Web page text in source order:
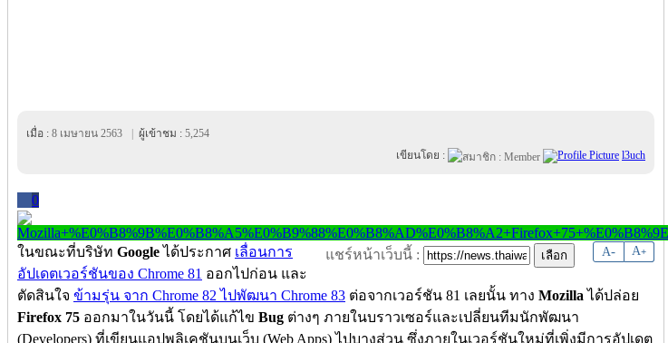
เมื่อ : 8 เมษายน 2563 ผู้เข้าชม : 5,254
เขียนโดย :
l3uch
0
A- A+
แชร์หน้าเว็บนี้ :
ในขณะที่บริษัท Googleได้ประกาศ เลื่อนการ
อัปเดตเวอร์ชันของ Chrome 81 ออกไปก่อน และ
ตัดสินใจ ข้ามรุ่น จาก Chrome 82 ไปพัฒนา Chrome 83 ต่อจากเวอร์ชัน 81 เลยนั้น ทาง Mozilla ได้ปล่อย
Firefox 75 ออกมาในวันนี้ โดยได้แก้ไข Bug ต่างๆ ภายในบราวเซอร์และเปลี่ยนทีมนักพัฒนา
(Developers) ที่เขียนแอปพลิเคชันบนเว็บ (Web Apps) ไปบางส่วน ซึ่งภายในเวอร์ชันใหม่ที่เพิ่งมีการอัปเดต